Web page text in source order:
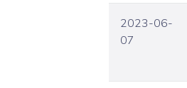
2023-06-
07